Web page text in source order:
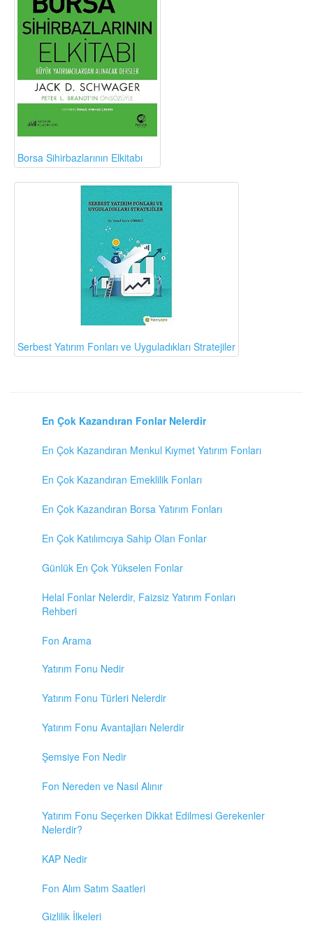
Borsa Sihirbazlarının Elkitabı
Serbest Yatırım Fonları ve Uyguladıkları Stratejiler
En Çok Kazandıran Fonlar Nelerdir
En Çok Kazandıran Menkul Kıymet Yatırım Fonları
En Çok Kazandıran Emeklilik Fonları
En Çok Kazandıran Borsa Yatırım Fonları
En Çok Katılımcıya Sahip Olan Fonlar
Günlük En Çok Yükselen Fonlar
Helal Fonlar Nelerdir, Faizsiz Yatırım Fonları
Rehberi
Fon Arama
Yatırım Fonu Nedir
Yatırım Fonu Türleri Nelerdir
Yatırım Fonu Avantajları Nelerdir
Şemsiye Fon Nedir
Fon Nereden ve Nasıl Alınır
Yatırım Fonu Seçerken Dikkat Edilmesi Gerekenler
Nelerdir?
KAP Nedir
Fon Alım Satım Saatleri
Gizlilik İlkeleri